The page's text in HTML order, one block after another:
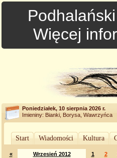
Więcej
Poniedziałek, 10 sierpnia 2026 r.
Imieniny: Bianki, Borysa, Wawrzyńca
Start Wiadomości Kultura
« Wrzesień 2012 1 2